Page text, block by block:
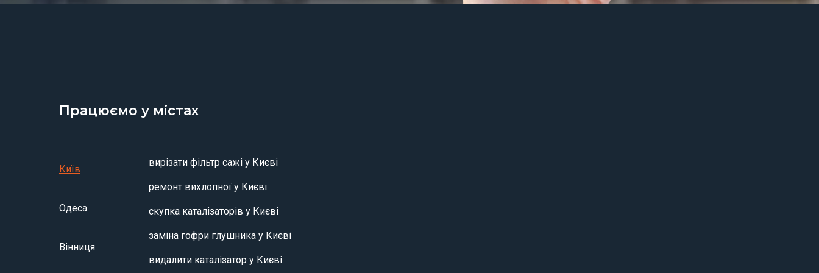
Працюємо у містах
Київ
Одеса
Вінниця
вирізати фільтр сажі у Києві
ремонт вихлопної у Києві
скупка каталізаторів у Києві
заміна гофри глушника у Києві
видалити каталізатор у Києві